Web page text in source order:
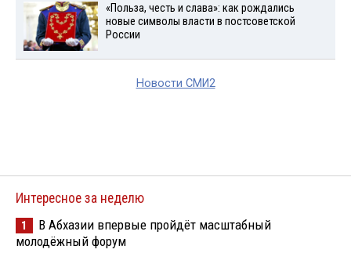
«Польза, честь и слава»: как рождались
новые символы власти в постсоветской
России
Новости СМИ2
Интересное за неделю
1
В Абхазии впервые пройдёт масштабный
молодёжный форум